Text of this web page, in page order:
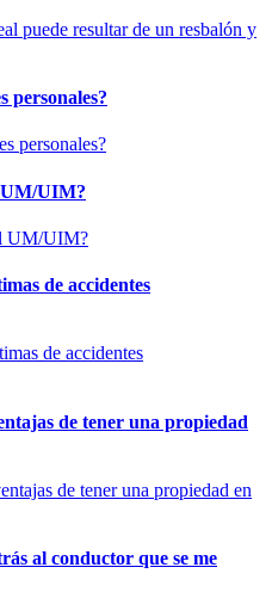
personales?
UM/UIM?
de accidentes
de tener una propiedad
al conductor que se me